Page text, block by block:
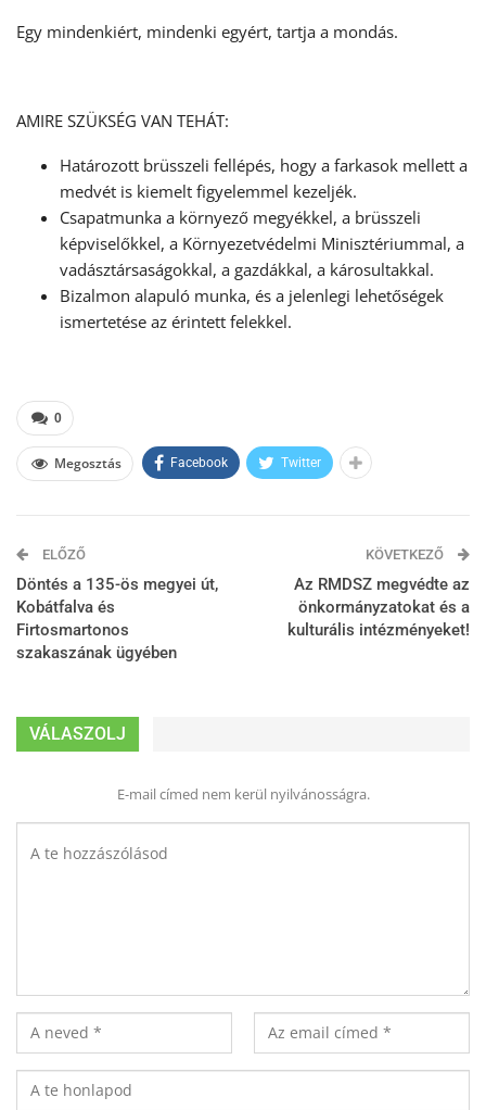
Egy mindenkiért, mindenki egyért, tartja a mondás.
AMIRE SZÜKSÉG VAN TEHÁT:
Határozott brüsszeli fellépés, hogy a farkasok mellett a
medvét is kiemelt figyelemmel kezeljék.
Csapatmunka a környező megyékkel, a brüsszeli
képviselőkkel, a Környezetvédelmi Minisztériummal, a
vadásztársaságokkal, a gazdákkal, a károsultakkal.
Bizalmon alapuló munka, és a jelenlegi lehetőségek
ismertetése az érintett felekkel.
0
Megosztás Facebook Twitter
ELŐZŐ
Döntés a 135-ös megyei út,
Kobátfalva és
Firtosmartonos
szakaszának ügyében
KÖVETKEZŐ
Az RMDSZ megvédte az
önkormányzatokat és a
kulturális intézményeket!
VÁLASZOLJ
E-mail címed nem kerül nyilvánosságra.